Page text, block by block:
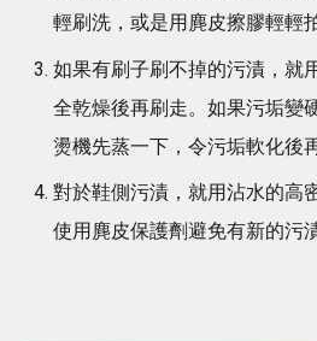
輕刷洗，或是用麂皮擦膠輕輕
如果有刷子刷不掉的污漬，就
全乾燥後再刷走。如果污垢變
燙機先蒸一下，令污垢軟化後
對於鞋側污漬，就用沾水的高
使用麂皮保護劑避免有新的污